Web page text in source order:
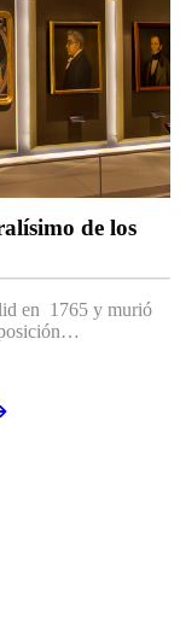
de los
en 1765 y murió